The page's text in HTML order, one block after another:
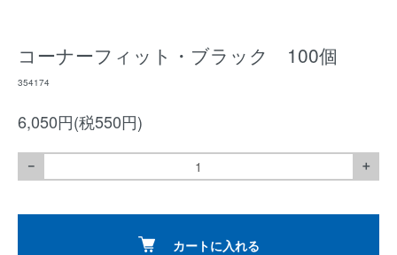
コーナーフィット・ブラック 100個
354174
6,050円(税550円)
－ ＋
カートに入れる